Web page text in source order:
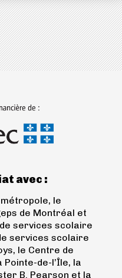
avec :
le
de Montréal et
services scolaire
services scolaire
le Centre de
de-l’Île, la
B. Pearson et la